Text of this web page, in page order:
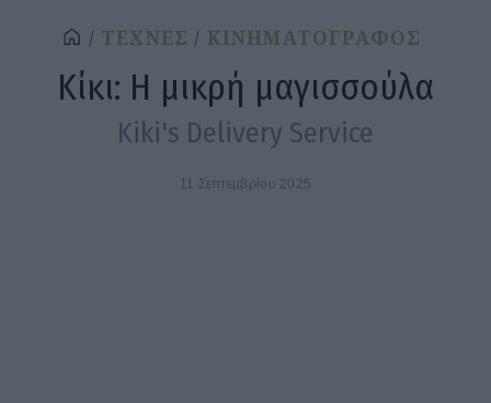
ΤΕΧΝΕΣ ΚΙΝΗΜΑΤΟΓΡΑΦΟΣ
Κίκι: Η μικρή μαγισσούλα
Kiki's Delivery Service
11 Σεπτεμβρίου 2025